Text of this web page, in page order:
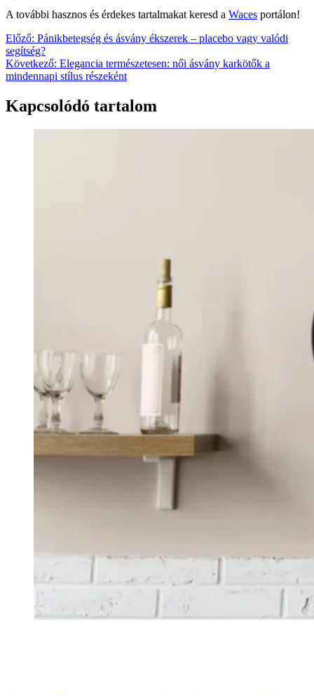
A további hasznos és érdekes tartalmakat keresd a Waces portálon!
Bejegyzés
navigáció
Előző: Pánikbetegség és ásvány ékszerek – placebo vagy valódi
segítség?
Következő: Elegancia természetesen: női ásvány karkötők a
mindennapi stílus részeként
Kapcsolódó tartalom